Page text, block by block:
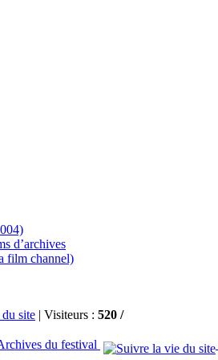
d’archives
film channel)
du site | Visiteurs : 520 /
du festival